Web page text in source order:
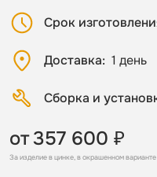
Срок
Доставка 1 день
Сборка и
от357 600 ₽
За изделие в цинке, в окрашенном